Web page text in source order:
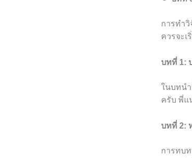
การทำ
ควรจะ
บทที่ 1:
ในบทน
ครับ พี่แ
บทที่ 2:
การทบ